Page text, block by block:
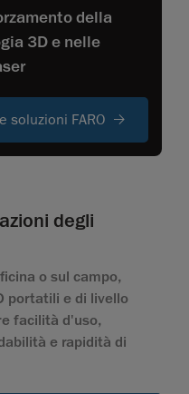
della
3D e nelle
soluzioni FARO
degli
o sul campo,
portatili e di livello
facilità d'uso,
e rapidità di